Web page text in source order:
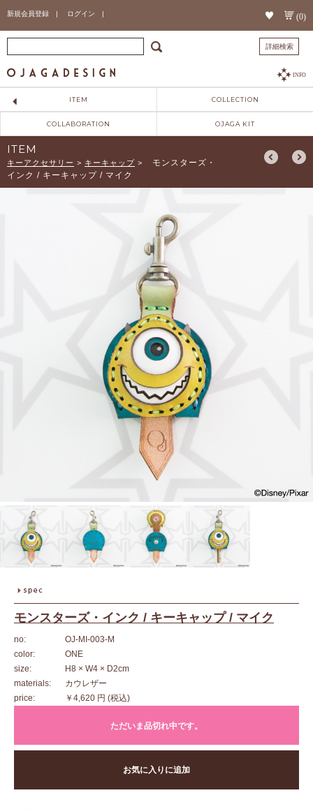
新規会員登録 | ログイン | (0)
詳細検索
INFO
ITEM COLLECTION
COLLABORATION OJAGA KIT
ITEM
キーアクセサリー > キーキャップ >
モンスターズ・
インク / キーキャップ / マイク
モンスターズ・インク / キーキャップ / マイク
no:
OJ-MI-003-M
color:
ONE
size:
H8 × W4 × D2cm
materials:
カウレザー
price:
￥4,620 円 (税込)
ただいま品切れ中です。
お気に入りに追加